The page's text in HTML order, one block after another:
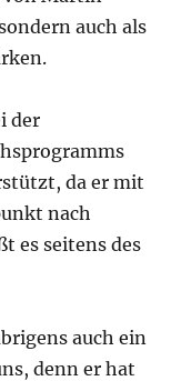
auch als
der
da er mit
nach
es seitens des
auch ein
denn er hat